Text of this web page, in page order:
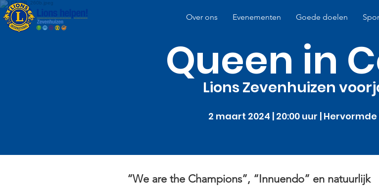
Over ons Evenementen Goede doelen
Queen in
Lions Zevenhuizen
2 maart 2024 | 20:00 uur | Hervormde
“We are the Champions”, “Innuendo” en natuurlijk